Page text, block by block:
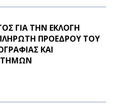
ΓΙΑ ΤΗΝ ΕΚΛΟΓΗ
ΠΡΟΕΔΡΟΥ ΤΟΥ
ΚΑΙ